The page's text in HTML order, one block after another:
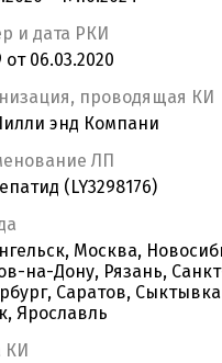
и дата РКИ
06.03.2020
проводящая КИ
энд Компани
ЛП
(LY3298176)
Москва,
на-Дону, Рязань,
Саратов,
Ярославль
КИ